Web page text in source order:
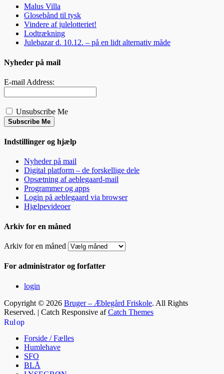
Malus Villa
Glosebånd til tysk
Vindere af julelotteriet!
Lodtrækning
Julebazar d. 10.12. – på en lidt alternativ måde
Nyheder på mail
E-mail Address:
Unsubscribe Me
Subscribe Me
Indstillinger og hjælp
Nyheder på mail
Digital platform – de forskellige dele
Opsætning af aeblegaard-mail
Programmer og apps
Login på aeblegaard via browser
Hjælpevideoer
Arkiv for en måned
Arkiv for en måned
For administrator og forfatter
login
Copyright © 2026 Bruger – Æblegård Friskole. All Rights
Reserved. | Catch Responsive afCatch Themes
Rul op
Forside / Fælles
Humlehave
SFO
BLÅ